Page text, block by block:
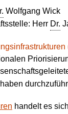
Wolfgang Wick
Herr Dr.
handelt es